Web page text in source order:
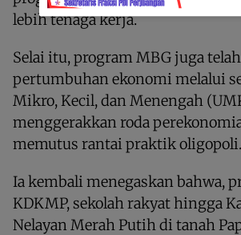
lebih tenaga kerja.
Selai itu, program MBG juga
pertumbuhan ekonomi melalui
Mikro, Kecil, dan Menengah
menggerakkan roda
memutus rantai praktik oligopoli.
Ia kembali menegaskan bahwa,
KDKMP, sekolah rakyat hingga
Nelayan Merah Putih di tanah